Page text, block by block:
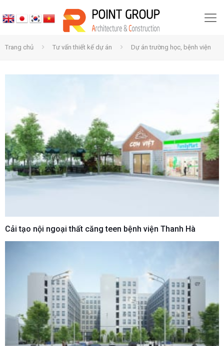
Trang chủ Tư vấn thiết kế dự án Dự án trường học, bệnh viện
Cải tạo nội ngoại thất căng teen bệnh viện Thanh Hà